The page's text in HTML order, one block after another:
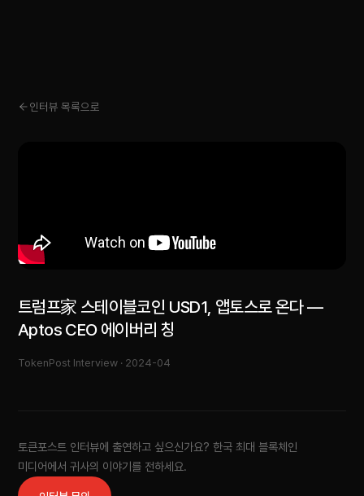
인터뷰 목록으로
트럼프家 스테이블코인 USD1, 앱토스로 온다 —
Aptos CEO 에이버리 칭
TokenPost Interview · 2024-04
토큰포스트 인터뷰에 출연하고 싶으신가요? 한국 최대 블록체인
미디어에서 귀사의 이야기를 전하세요.